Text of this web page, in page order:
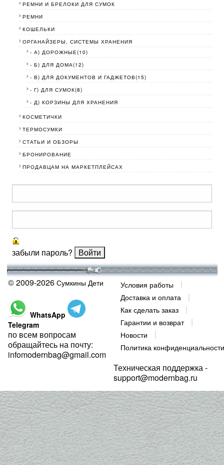
РЕМНИ И БРЕЛОКИ ДЛЯ СУМОК
РЕМНИ
КОШЕЛЬКИ
ОРГАНАЙЗЕРЫ, СИСТЕМЫ ХРАНЕНИЯ
- А) ДОРОЖНЫЕ(10)
- Б) ДЛЯ ДОМА(12)
- В) ДЛЯ ДОКУМЕНТОВ И ГАДЖЕТОВ(15)
- Г) ДЛЯ СУМОК(8)
- Д) КОРЗИНЫ ДЛЯ ХРАНЕНИЯ
КОСМЕТИЧКИ
ТЕРМОСУМКИ
СТАТЬИ И ОБЗОРЫ
БРОНИРОВАНИЕ
ПРОДАВЦАМ НА МАРКЕТПЛЕЙСАХ
забыли пароль?
© 2009-2026 Сумкины Дети
WhatsApp
Telegram
по всем вопросам
обращайтесь на почту:
infomodernbag@gmail.com
Условия работы
Доставка и оплата
Как сделать заказ
Гарантии и возврат
Новости
Политика конфиденциальности
Техническая поддержка -
support@modernbag.ru